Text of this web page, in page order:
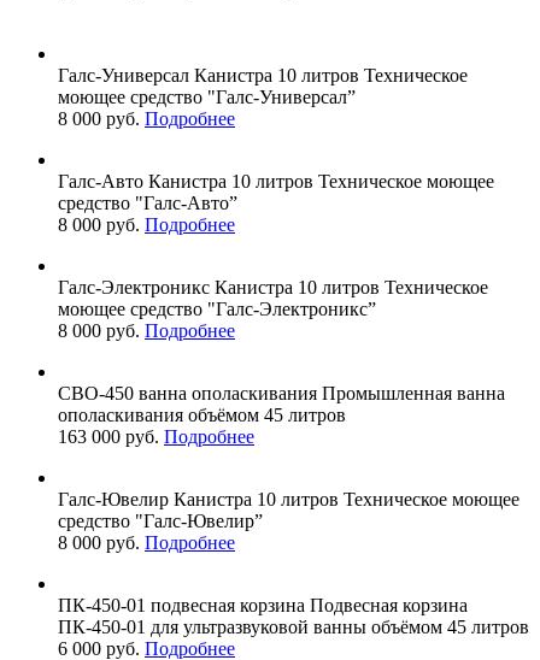
Галс-Универсал Канистра 10 литров Техническое
моющее средство "Галс-Универсал”
8 000 руб. Подробнее
Галс-Авто Канистра 10 литров Техническое моющее
средство "Галс-Авто”
8 000 руб. Подробнее
Галс-Электроникс Канистра 10 литров Техническое
моющее средство "Галс-Электроникс”
8 000 руб. Подробнее
СВО-450 ванна ополаскивания Промышленная ванна
ополаскивания объёмом 45 литров
163 000 руб. Подробнее
Галс-Ювелир Канистра 10 литров Техническое моющее
средство "Галс-Ювелир”
8 000 руб. Подробнее
ПК-450-01 подвесная корзина Подвесная корзина
ПК-450-01 для ультразвуковой ванны объёмом 45 литров
6 000 руб. Подробнее